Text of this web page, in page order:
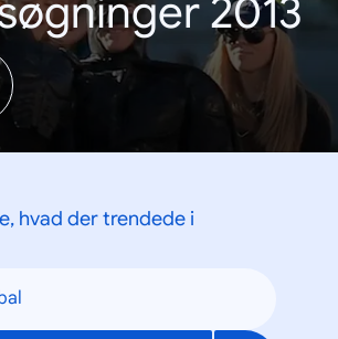
2013
hvad der trendede i